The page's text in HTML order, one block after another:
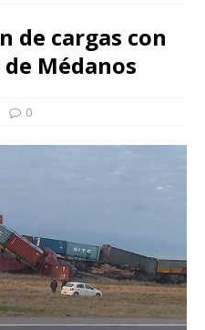
de cargas con
Médanos
0